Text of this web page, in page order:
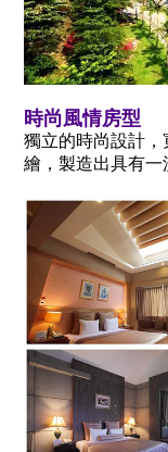
時尚風情房型
獨立的時尚設計
繪，製造出具有一